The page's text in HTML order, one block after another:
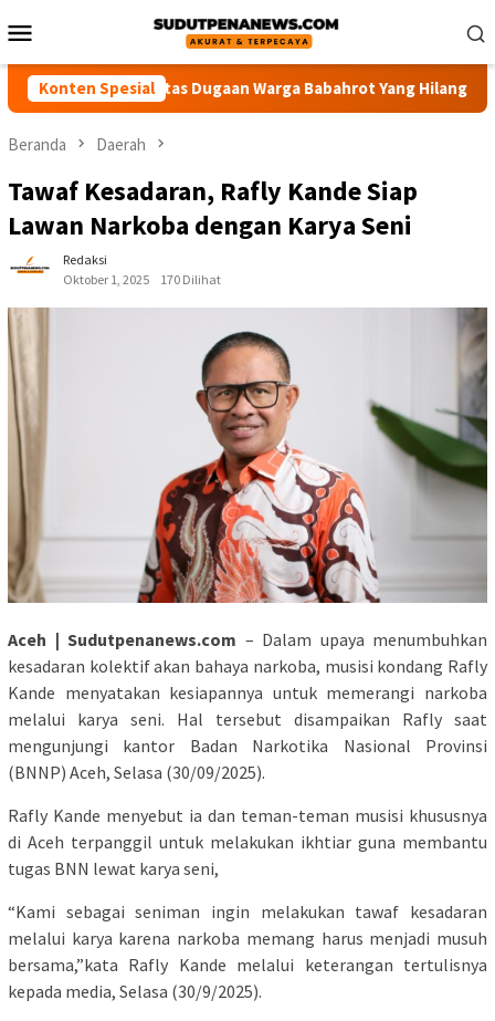
ke
Mobile
Konten Spesial
Usut Tuntas Dugaan Warga Babahrot Yang Hilang Secara
Beranda Daerah
Tawaf Kesadaran, Rafly Kande Siap
Lawan Narkoba dengan Karya Seni
Redaksi
Oktober 1, 2025
170 Dilihat
Aceh | Sudutpenanews.com – Dalam upaya menumbuhkan
kesadaran kolektif akan bahaya narkoba, musisi kondang Rafly
Kande menyatakan kesiapannya untuk memerangi narkoba
melalui karya seni. Hal tersebut disampaikan Rafly saat
mengunjungi kantor Badan Narkotika Nasional Provinsi
(BNNP) Aceh, Selasa (30/09/2025).
Rafly Kande menyebut ia dan teman-teman musisi khususnya
di Aceh terpanggil untuk melakukan ikhtiar guna membantu
tugas BNN lewat karya seni,
“Kami sebagai seniman ingin melakukan tawaf kesadaran
melalui karya karena narkoba memang harus menjadi musuh
bersama,”kata Rafly Kande melalui keterangan tertulisnya
kepada media, Selasa (30/9/2025).